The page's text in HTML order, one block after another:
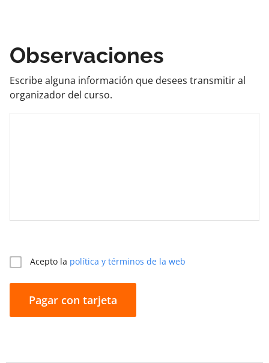
Observaciones
Escribe alguna información que desees transmitir al
organizador del curso.
Acepto la política y términos de la web
Pagar con tarjeta